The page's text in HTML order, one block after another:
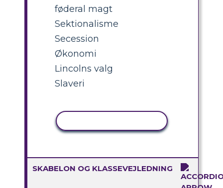
føderal magt
Sektionalisme
Secession
Økonomi
Lincolns valg
Slaveri
SKABELON OG KLASSEVEJLEDNING